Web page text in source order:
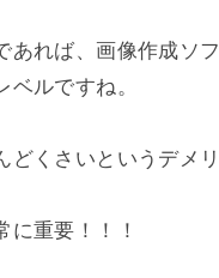
あれば、画像作成ソ
ベルですね。
どくさいというデメ
に重要！！！